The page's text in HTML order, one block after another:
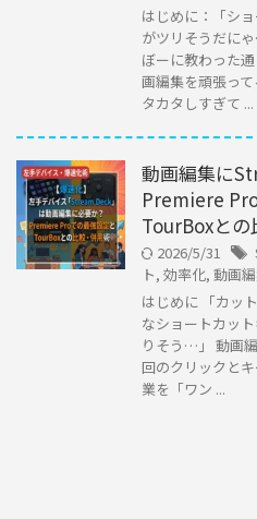
はじめに：「シ
がツリそうだに
ぼーに教わった
画編集を頑張っ
タカタしすぎて ...
動画編集に
Premiere
TourBoxとの
2026/5/31
ト, 効率化, 動画
はじめに 「カッ
なショートカッ
りそう…」 動画
回のクリックと
業を「ワン ...